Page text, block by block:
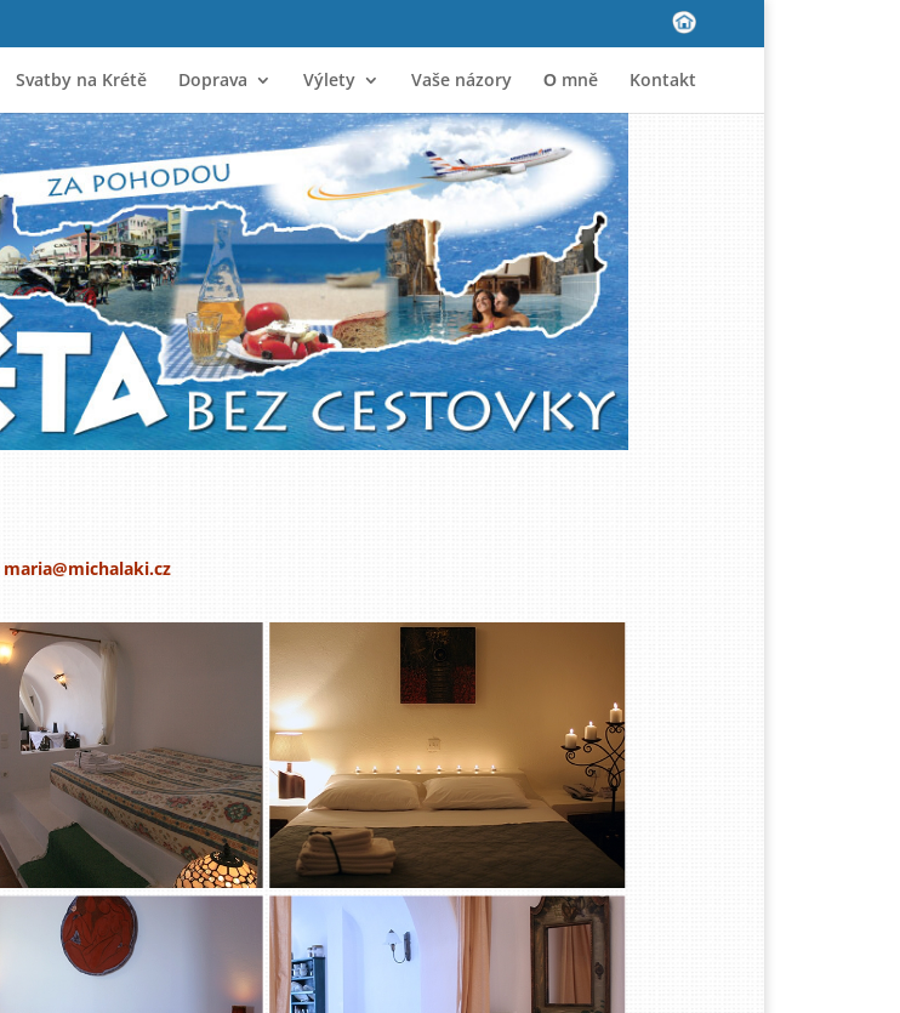
Svatby na Krétě Doprava Výlety Vaše názory Ο mně Kontakt
maria@michalaki.cz